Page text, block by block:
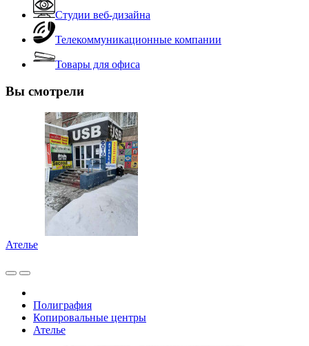
Студии веб-дизайна
Телекоммуникационные компании
Товары для офиса
Вы смотрели
Ателье
Полиграфия
Копировальные центры
Ателье